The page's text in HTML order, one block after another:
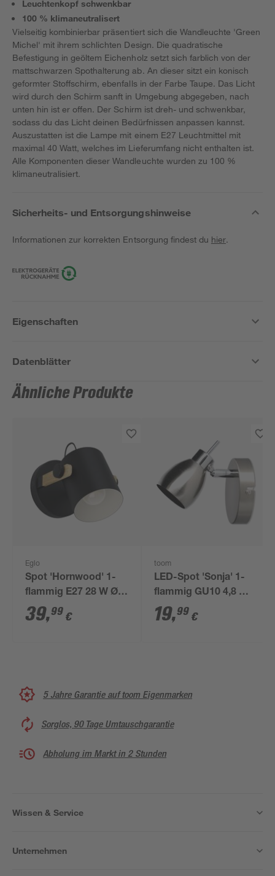
Leuchtenkopf schwenkbar
100 % klimaneutralisert
Vielseitig kombinierbar präsentiert sich die Wandleuchte 'Green
Michel' mit ihrem schlichten Design. Die quadratische
Befestigung in geöltem Eichenholz setzt sich farblich von der
mattschwarzen Spothalterung ab. An dieser sitzt ein konisch
geformter Stoffschirm, ebenfalls in der Farbe Taupe. Das Licht
wird durch den Schirm sanft in Umgebung abgegeben, nach
unten hin ist er offen. Der Schirm ist dreh- und schwenkbar,
sodass du das Licht deinen Bedürfnissen anpassen kannst.
Auszustatten ist die Lampe mit einem E27 Leuchtmittel mit
maximal 40 Watt, welches im Lieferumfang nicht enthalten ist.
Alle Komponenten dieser Wandleuchte wurden zu 100 %
klimaneutralisiert.
Sicherheits- und Entsorgungshinweise
Informationen zur korrekten Entsorgung findest du hier.
Eigenschaften
Datenblätter
Ähnliche Produkte
Eglo
Spot 'Hornwood' 1-
flammig E27 28 W Ø
17 cm
39,99 €
toom
LED-Spot 'Sonja' 1-
flammig GU10 4,8 W
350 lm warmweiß 12
x 12,1 cm
19,99 €
5 Jahre Garantie auf toom Eigenmarken
Sorglos, 90 Tage Umtauschgarantie
Abholung im Markt in 2 Stunden
Wissen & Service
Unternehmen